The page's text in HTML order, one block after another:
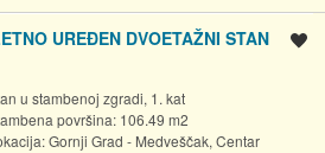
UREĐEN DVOETAŽNI STAN
u stambenoj zgradi, 1. kat
površina: 106.49 m2
Gornji Grad - Medveščak, Centar